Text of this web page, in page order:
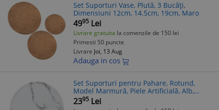
Set Suporturi Vase, Plută, 3 Bucăți,
Dimensiuni 12cm, 14.5cm, 19cm, Maro
4995 Lei
Livrare gratuita la comenzile de 150 lei
Primesti 50 puncte
Livrare Joi, 13 Aug
Adauga in cos
Set Suporturi pentru Pahare, Rotund,
Model Marmură, Piele Artificială, Alb,
10cm
2395 Lei